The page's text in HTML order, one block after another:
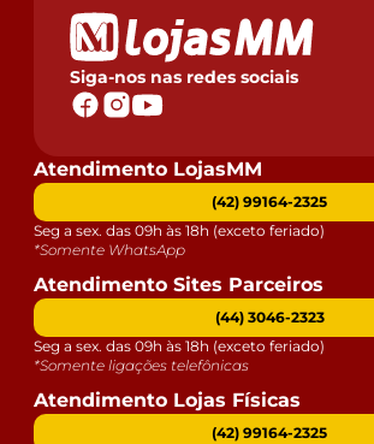
Siga-nos nas redes sociais
Atendimento LojasMM
(42) 99164-2325
Seg a sex. das 09h às 18h (exceto feriado)
*Somente WhatsApp
Atendimento Sites Parceiros
(44) 3046-2323
Seg a sex. das 09h às 18h (exceto feriado)
*Somente ligações telefônicas
Atendimento Lojas Físicas
(42) 99164-2325